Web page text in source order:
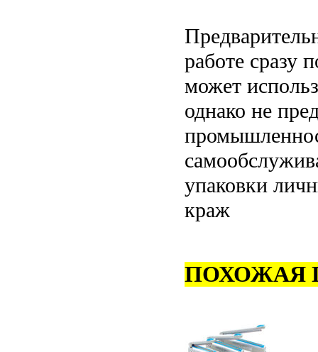
работе сразу
может
однако не
упаковки
краж
ПОХОЖАЯ